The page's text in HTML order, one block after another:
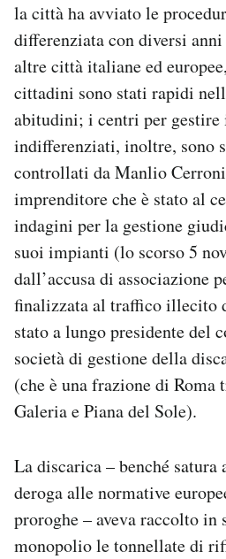
la città ha avviato le
differenziata con diversi
altre città italiane ed
cittadini sono stati rapidi
abitudini; i centri per
indifferenziati, inoltre, sono
controllati da Manlio
imprenditore che è stato al
indagini per la gestione
suoi impianti (lo scorso 5
dall’accusa di associazione
finalizzata al traffico illecito
stato a lungo presidente del
società di gestione della
(che è una frazione di
Galeria e Piana del Sole).
La discarica – benché
deroga alle normative
proroghe – aveva raccolto in
monopolio le tonnellate di